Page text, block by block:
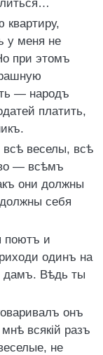
у меня не
при этомъ
— народъ
платить,
веселы, всѣ
— всѣмъ
они должны
себя
поютъ и
одинъ на
дамъ. Вѣдь ты
онъ
всякій разъ
не